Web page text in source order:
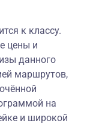
к классу.
цены и
данного
маршрутов,
на
и широкой